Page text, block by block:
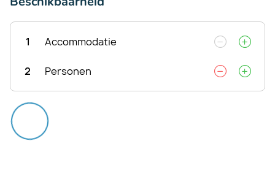
1 Accommodatie
2 Personen